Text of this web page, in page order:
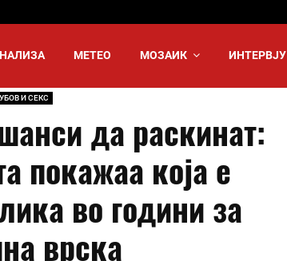
МЕТЕО МОЗАИК ИНТЕРВЈУ
И СЕКС
да раскинат:
покажаа која е
во години за
врска